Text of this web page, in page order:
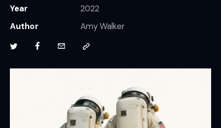
Year
2022
Author
Amy Walker